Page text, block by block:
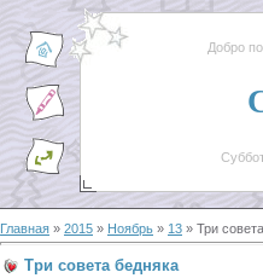
Добро
Главная » 2015 » Ноябрь » 13 » Три
Три совета бедняка